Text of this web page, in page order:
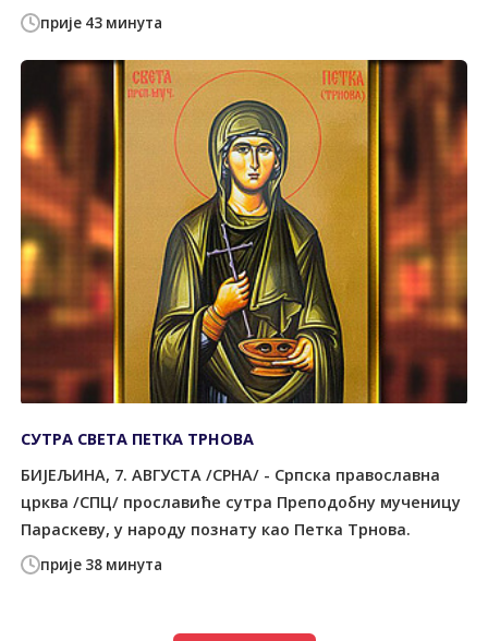
прије 43 минута
прије 38 минута
СУТРА СВЕTА ПЕTКА TРНОВА
БИЈЕЉИНА, 7. АВГУСTА /СРНА/ - Српска православна
црква /СПЦ/ прославиће сутра Преподобну мученицу
Параскеву, у народу познату као Петка Tрнова.